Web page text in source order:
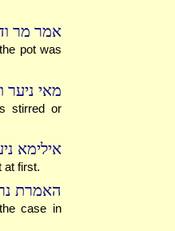
אמר מר
pot was
מאי ניער
stirred or
אילימא
at first.
האמרת
case in